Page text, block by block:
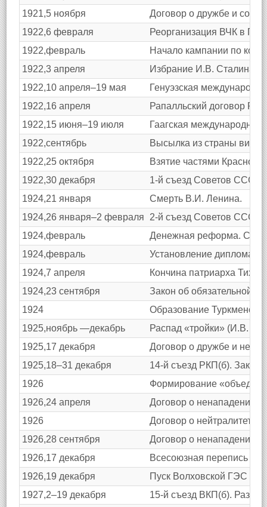
1921,5 ноября
Договор о дружбе и
1922,6 февраля
Реорганизация ВЧК в
1922,февраль
Начало кампании по
1922,3 апреля
Избрание И.В. Сталина
1922,10 апреля–19 мая
Генуэзская
1922,16 апреля
Рапалльский договор
1922,15 июня–19 июля
Гаагская
1922,сентябрь
Высылка из страны
1922,25 октября
Взятие частями
1922,30 декабря
1-й съезд Советов СССР.
1924,21 января
Смерть В.И. Ленина.
1924,26 января–2 февраля
2-й съезд Советов
1924,февраль
Денежная реформа.
1924,февраль
Установление
1924,7 апреля
Кончина патриарха
1924,23 сентября
Закон об обязательной
1924
Образование
1925,ноябрь —декабрь
Распад «тройки» (И.В.
1925,17 декабря
Договор о дружбе и
1925,18–31 декабря
14-й съезд РКП(б).
1926
Формирование
1926,24 апреля
Договор о ненападении и
1926
Договор о нейтралитете
1926,28 сентября
Договор о ненападении с
1926,17 декабря
Всесоюзная перепись
1926,19 декабря
Пуск Волховской ГЭС
1927,2–19 декабря
15-й съезд ВКП(б).